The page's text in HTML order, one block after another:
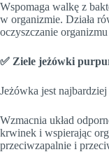
Wspomaga walkę z
w organizmie. Działa
oczyszczanie
✅ Ziele jeżówki
Jeżówka jest
Wzmacnia układ
krwinek i wspierając
przeciwzapalnie i